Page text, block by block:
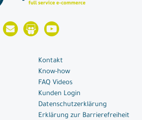
Kontakt
Know-how
FAQ Videos
Kunden Login
Datenschutzerklärung
Erklärung zur Barrierefreiheit